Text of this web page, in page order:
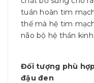
tuần hoàn tim
thế mà hệ tim
não bộ hệ thần
Đối tượng phù
đậu đen